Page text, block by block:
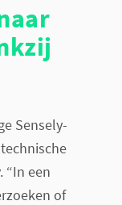
Sensely-
een
of